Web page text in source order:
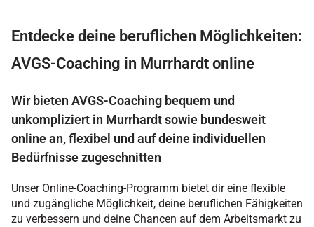
Entdecke deine beruflichen Möglichkeiten:
AVGS-Coaching in Murrhardt online
Wir bieten AVGS-Coaching bequem und
unkompliziert in Murrhardt sowie bundesweit
online an, flexibel und auf deine individuellen
Bedürfnisse zugeschnitten
Unser Online-Coaching-Programm bietet dir eine flexible
und zugängliche Möglichkeit, deine beruflichen Fähigkeiten
zu verbessern und deine Chancen auf dem Arbeitsmarkt zu